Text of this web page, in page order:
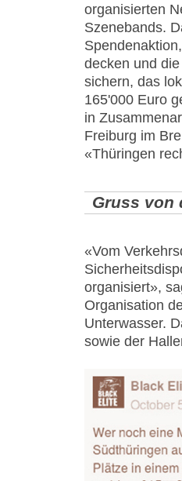
organisierten
Szenebands.
decken und
sichern, das
165'000 Euro
in
Freiburg im
«Thüringen
Gruss von
«Vom
organisiert»,
Organisation
Unterwasser.
sowie der